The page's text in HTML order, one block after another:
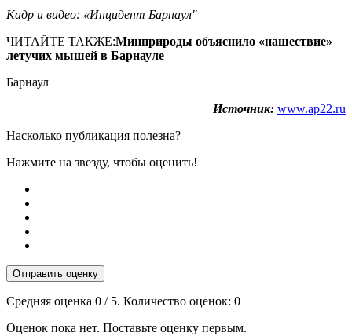
Кадр и видео: «Инцидент Барнаул"
ЧИТАЙТЕ ТАКЖЕ:Минприроды объяснило «нашествие»
летучих мышей в Барнауле
Барнаул
Источник: www.ap22.ru
Насколько публикация полезна?
Нажмите на звезду, чтобы оценить!
Отправить оценку
Средняя оценка 0 / 5. Количество оценок: 0
Оценок пока нет. Поставьте оценку первым.